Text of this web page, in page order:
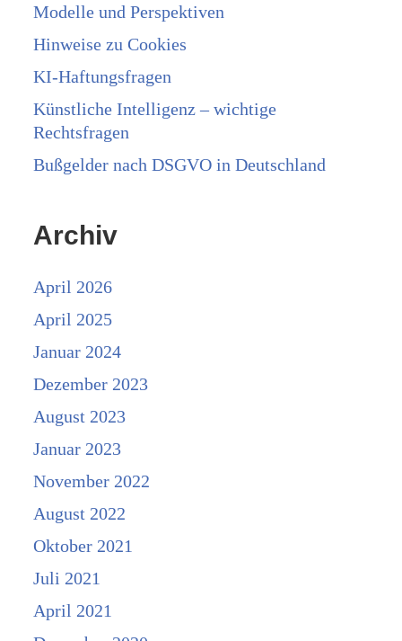
Modelle und Perspektiven
Hinweise zu Cookies
KI-Haftungsfragen
Künstliche Intelligenz – wichtige
Rechtsfragen
Bußgelder nach DSGVO in Deutschland
Archiv
April 2026
April 2025
Januar 2024
Dezember 2023
August 2023
Januar 2023
November 2022
August 2022
Oktober 2021
Juli 2021
April 2021